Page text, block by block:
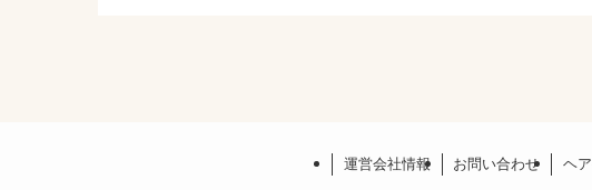
運営会社情報 お問い合わせ ヘ